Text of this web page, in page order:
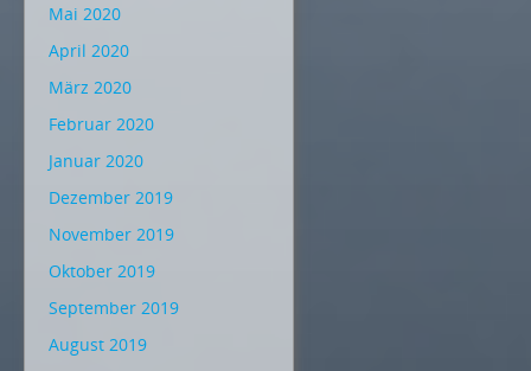
Mai 2020
April 2020
März 2020
Februar 2020
Januar 2020
Dezember 2019
November 2019
Oktober 2019
September 2019
August 2019